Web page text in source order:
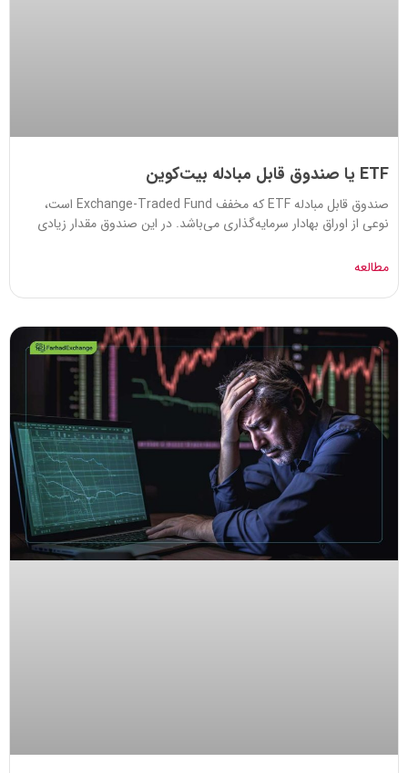
ETF یا صندوق قابل مبادله بیت‌کوین
صندوق قابل مبادله ETF که مخفف Exchange-Traded Fund است،
نوعی از اوراق بهادار سرمایه‌گذاری می‌باشد. در این صندوق مقدار زیادی
مطالعه